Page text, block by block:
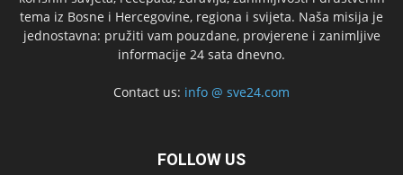
tema iz Bosne i Hercegovine, regiona i svijeta. Naša misija je
jednostavna: pružiti vam pouzdane, provjerene i zanimljive
informacije 24 sata dnevno.
Contact us: info @ sve24.com
FOLLOW US